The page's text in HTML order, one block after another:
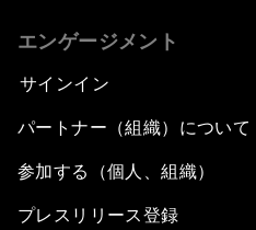
エンゲージメント
サインイン
パートナー（組織）について
参加する（個人、組織）
プレスリリース登録